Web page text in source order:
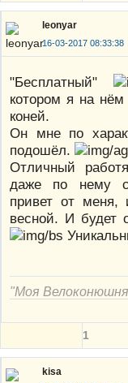
leonyar
16-03-2017 08:33:38
"Бесплатный"
котором я на
коней.
Он мне по
подошёл.
Отличный
даже по нему
привет от меня,
весной. И будет
"Моя
1
kisa